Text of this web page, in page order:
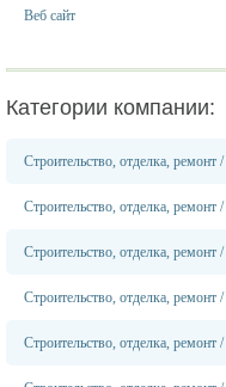
Веб сайт
Категории компании:
Строительство, отделка, ремонт /
Строительство, отделка, ремонт /
Строительство, отделка, ремонт /
Строительство, отделка, ремонт /
Строительство, отделка, ремонт /